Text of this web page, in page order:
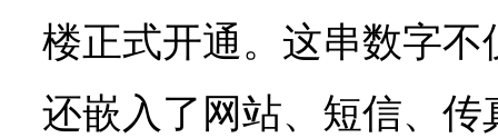
楼正式开通。这串数字
还嵌入了网站、短信、